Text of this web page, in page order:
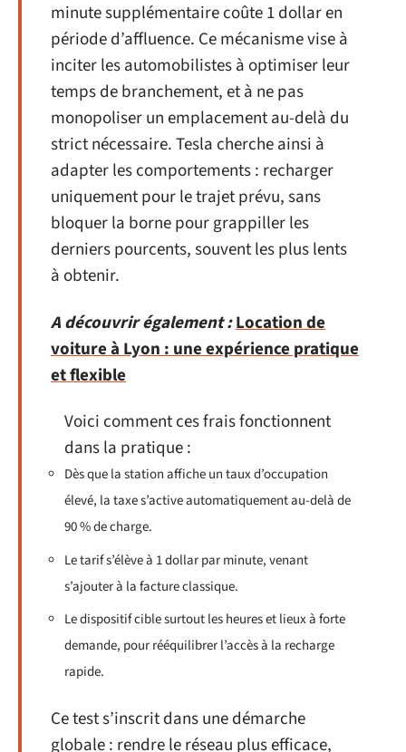
minute supplémentaire coûte 1 dollar en
période d’affluence. Ce mécanisme vise à
inciter les automobilistes à optimiser leur
temps de branchement, et à ne pas
monopoliser un emplacement au-delà du
strict nécessaire. Tesla cherche ainsi à
adapter les comportements : recharger
uniquement pour le trajet prévu, sans
bloquer la borne pour grappiller les
derniers pourcents, souvent les plus lents
à obtenir.
A découvrir également :Location de
voiture à Lyon : une expérience pratique
et flexible
Voici comment ces frais fonctionnent
dans la pratique :
Dès que la station affiche un taux d’occupation
élevé, la taxe s’active automatiquement au-delà de
90 % de charge.
Le tarif s’élève à 1 dollar par minute, venant
s’ajouter à la facture classique.
Le dispositif cible surtout les heures et lieux à forte
demande, pour rééquilibrer l’accès à la recharge
rapide.
Ce test s’inscrit dans une démarche
globale : rendre le réseau plus efficace,